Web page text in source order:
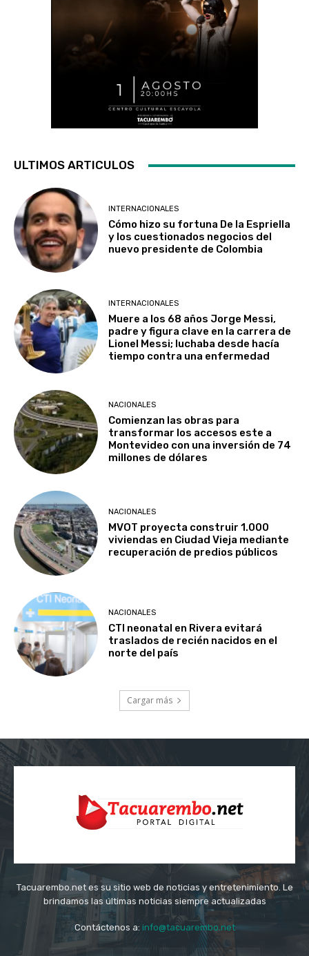
ULTIMOS ARTICULOS
INTERNACIONALES
Cómo hizo su fortuna De la Espriella
y los cuestionados negocios del
nuevo presidente de Colombia
INTERNACIONALES
Muere a los 68 años Jorge Messi,
padre y figura clave en la carrera de
Lionel Messi; luchaba desde hacía
tiempo contra una enfermedad
NACIONALES
Comienzan las obras para
transformar los accesos este a
Montevideo con una inversión de 74
millones de dólares
NACIONALES
MVOT proyecta construir 1.000
viviendas en Ciudad Vieja mediante
recuperación de predios públicos
NACIONALES
CTI neonatal en Rivera evitará
traslados de recién nacidos en el
norte del país
Cargar más
Tacuarembo.net es su sitio web de noticias y entretenimiento. Le
brindamos las últimas noticias siempre actualizadas
Contáctenos a: info@tacuarembo.net